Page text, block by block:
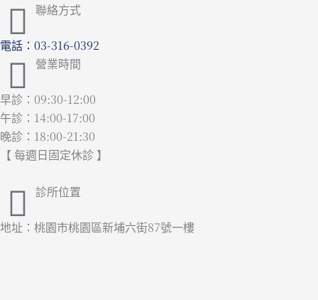
聯絡方式
電話：03-316-0392
營業時間
早診：09:30-12:00
午診：14:00-17:00
晚診：18:00-21:30
【 每週日固定休診 】
診所位置
地址：桃園市桃園區新埔六街87號一樓